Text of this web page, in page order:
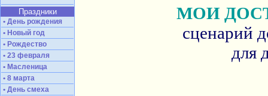
Праздники
• День рождения
• Новый год
• Рождество
• 23 февраля
• Масленица
• 8 марта
• День смеха
МОИ
сценарий
для